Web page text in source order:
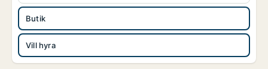
Butik
Vill hyra